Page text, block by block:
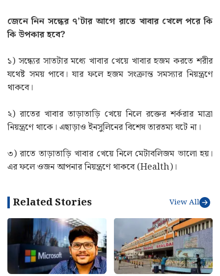
জেনে নিন সন্ধের ৭’টার আগে রাতে খাবার খেলে পরে কি
কি উপকার হবে?
১) সন্ধ্যের সাতটার মধ্যে খাবার খেয়ে খাবার হজম করতে শরীর
যথেষ্ট সময় পাবে। যার ফলে হজম সংক্রান্ত সমস্যার নিয়ন্ত্রণে
থাকবে।
২) রাতের খাবার তাড়াতাড়ি খেয়ে নিলে রক্তের শর্করার মাত্রা
নিয়ন্ত্রণে থাকে। এছাড়াও ইনসুলিনের বিশেষ তারতম্য ঘটে না।
৩) রাতে তাড়াতাড়ি খাবার খেয়ে নিলে মেটাবলিজম ভালো হয়।
এর ফলে ওজন আপনার নিয়ন্ত্রণে থাকবে (Health)।
Related Stories View All